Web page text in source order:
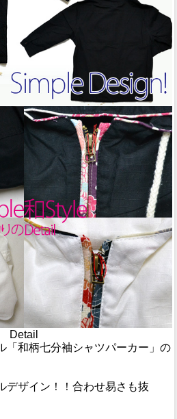
Detail
「和柄七分袖シャツパーカー」の
デザイン！！合わせ易さも抜